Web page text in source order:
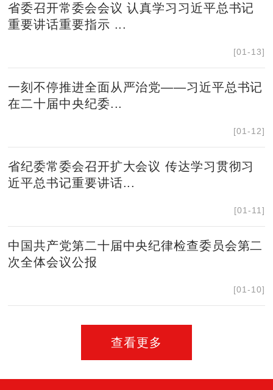
省委召开常委会会议 认真学习习近平总书记
重要讲话重要指示 ...
[01-13]
一刻不停推进全面从严治党——习近平总书记
在二十届中央纪委...
[01-12]
省纪委常委会召开扩大会议 传达学习贯彻习
近平总书记重要讲话...
[01-11]
中国共产党第二十届中央纪律检查委员会第二
次全体会议公报
[01-10]
查看更多